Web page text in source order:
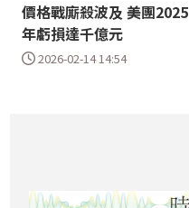
價格戰廝殺波及 美團2025
年虧損達千億元
2026-02-14 14:54